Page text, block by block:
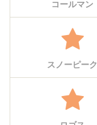
コールマン
スノーピーク